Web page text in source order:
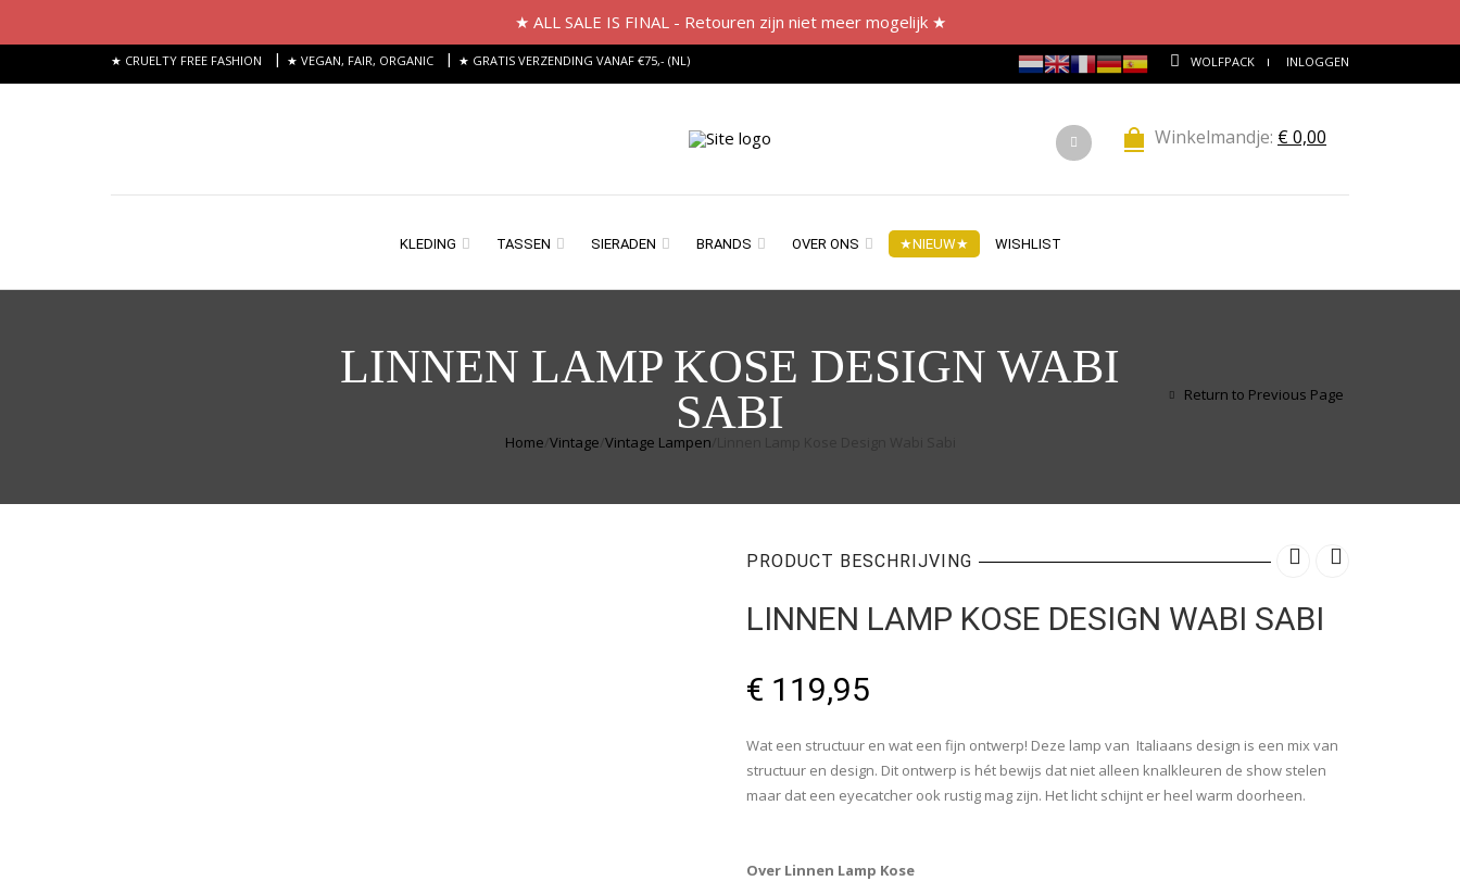
★ CRUELTY FREE FASHION | ★ VEGAN, FAIR, ORGANIC | ★ GRATIS VERZENDING VANAF €75,- (NL) WOLFPACK INLOGGEN
Winkelmandje: €0,00
KLEDING TASSEN SIERADEN BRANDS OVER ONS ★NIEUW★ WISHLIST
LINNEN LAMP KOSE DESIGN WABI
SABI
Home Vintage Vintage Lampen
Return to Previous Page
PRODUCT BESCHRIJVING
LINNEN LAMP KOSE DESIGN WABI SABI
€ 119,95
Wat een structuur en wat een fijn ontwerp! Deze lamp van Italiaans design is een mix van
structuur en design. Dit ontwerp is hét bewijs dat niet alleen knalkleuren de show stelen
maar dat een eyecatcher ook rustig mag zijn. Het licht schijnt er heel warm doorheen.
Over Linnen Lamp Kose
★ ALL SALE IS FINAL - Retouren zijn niet meer mogelijk ★